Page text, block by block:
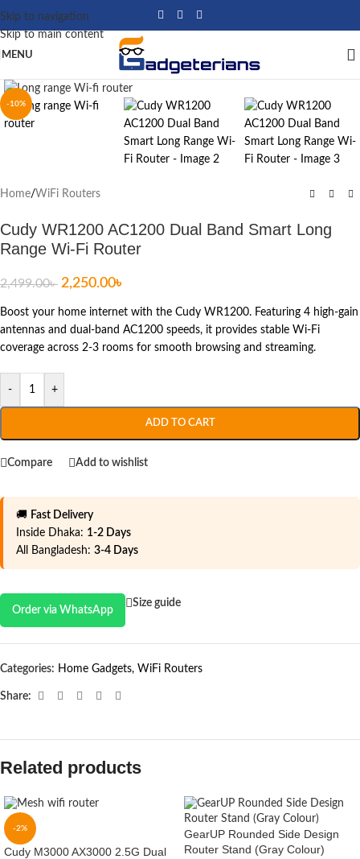
Skip to navigation
Skip to main content
MENU
-10%
Click to enlarge
Home/WiFi Routers
Cudy WR1200 AC1200 Dual Band Smart Long
Range Wi-Fi Router
2,499.00৳ 2,250.00৳
Boost your home internet with the Cudy WR1200. Featuring 4 high-gain
antennas and dual-band AC1200 speeds, it provides stable Wi-Fi
coverage across 2-3 rooms for smooth browsing and streaming.
- +
ADD TO CART
Compare Add to wishlist
🚚 Fast Delivery
Inside Dhaka: 1-2 Days
All Bangladesh: 3-4 Days
Order via WhatsApp
Size guide
Categories: Home Gadgets, WiFi Routers
Share:
Related products
-2%
Cudy M3000 AX3000 2.5G Dual
GearUP Rounded Side Design
Router Stand (Gray Colour)